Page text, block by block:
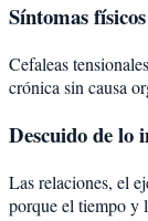
Síntomas
Cefaleas
crónica sin causa
Descuido de lo
Las relaciones, el
porque el tiempo y